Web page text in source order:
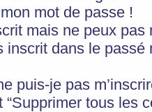
mot de passe !
mais ne peux pas
inscrit dans le
puis-je pas
“Supprimer tous les